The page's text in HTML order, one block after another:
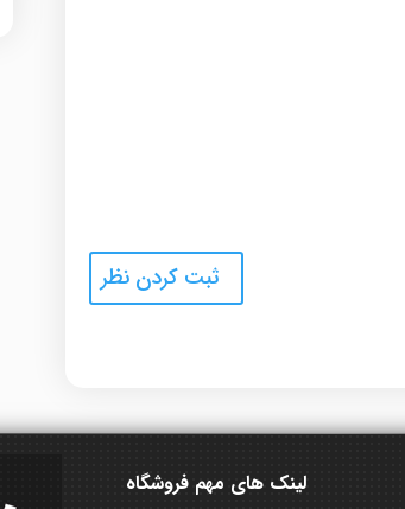
لینک های مهم فروشگاه